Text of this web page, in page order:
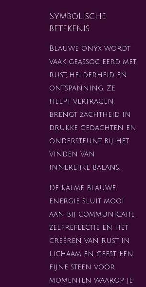
Symbolische
betekenis
Blauwe onyx wordt
vaak geassocieerd met
rust, helderheid en
ontspanning. Ze
helpt vertragen,
brengt zachtheid in
drukke gedachten en
ondersteunt bij het
vinden van
innerlijke balans.
De kalme blauwe
energie sluit mooi
aan bij communicatie,
zelfreflectie en het
creëren van rust in
lichaam en geest. Een
fijne steen voor
momenten waarop je